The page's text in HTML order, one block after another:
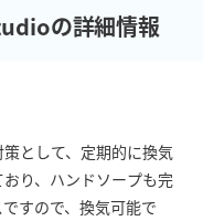
の詳細情報
として、定期的に換気
り、ハンドソープも完
すので、換気可能で